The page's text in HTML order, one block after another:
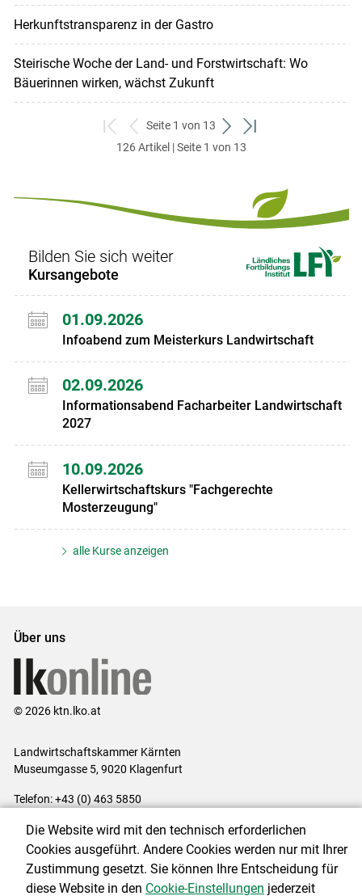
Herkunftstransparenz in der Gastro
Steirische Woche der Land- und Forstwirtschaft: Wo
Bäuerinnen wirken, wächst Zukunft
zum
ersten
zurück
zum
Seite 1 von 13
weiter
zum
zum
126 Artikel | Seite 1 von 13
Bilden Sie sich weiter
Kursangebote
01.09.2026
Infoabend zum Meisterkurs Landwirtschaft
02.09.2026
Informationsabend Facharbeiter Landwirtschaft
2027
10.09.2026
Kellerwirtschaftskurs "Fachgerechte
Mosterzeugung"
alle Kurse anzeigen
Über uns
© 2026 ktn.lko.at
Landwirtschaftskammer Kärnten
Museumgasse 5, 9020 Klagenfurt
Telefon: +43 (0) 463 5850
Impressum|Kontakt|Datenschutzerklärung|Barrierefreiheit|
Cookie-Einstellungen
Die Website wird mit den technisch erforderlichen
Cookies ausgeführt. Andere Cookies werden nur mit Ihrer
Zustimmung gesetzt. Sie können Ihre Entscheidung für
diese Website in den Cookie-Einstellungen jederzeit